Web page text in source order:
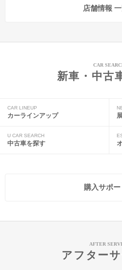
店舗情報
CAR
新車・中古
CAR LINEUP
カーラインアップ
U CAR SEARCH
中古車を探す
購入サポ
AFTER
アフター